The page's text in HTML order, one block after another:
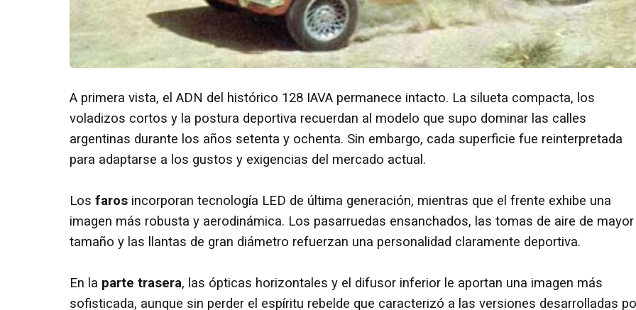
A primera vista, el ADN del histórico 128 IAVA permanece intacto. La silueta compacta, los
voladizos cortos y la postura deportiva recuerdan al modelo que supo dominar las calles
argentinas durante los años setenta y ochenta. Sin embargo, cada superficie fue reinterpretada
para adaptarse a los gustos y exigencias del mercado actual.
Los faros incorporan tecnología LED de última generación, mientras que el frente exhibe una
imagen más robusta y aerodinámica. Los pasarruedas ensanchados, las tomas de aire de mayor
tamaño y las llantas de gran diámetro refuerzan una personalidad claramente deportiva.
En la parte trasera, las ópticas horizontales y el difusor inferior le aportan una imagen más
sofisticada, aunque sin perder el espíritu rebelde que caracterizó a las versiones desarrolladas